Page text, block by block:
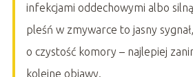
infekcjami oddechowymi albo
pleśń w zmywarce to jasny
o czystość komory – najlepiej
kolejne objawy.